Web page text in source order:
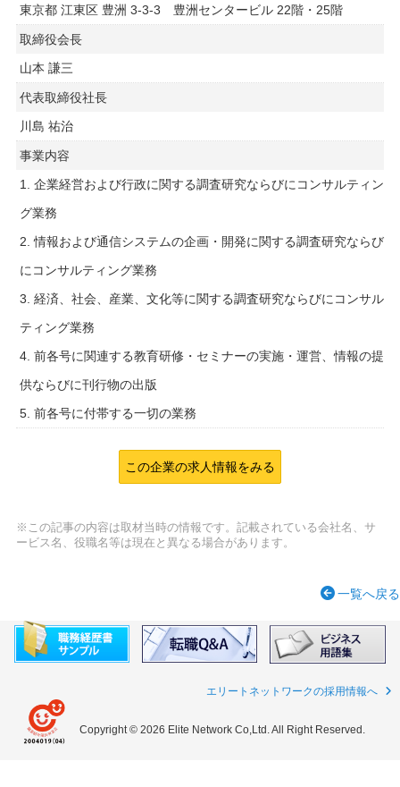
東京都 江東区 豊洲 3-3-3 豊洲センタービル 22階・25階
取締役会長
山本 謙三
代表取締役社長
川島 祐治
事業内容
1. 企業経営および行政に関する調査研究ならびにコンサルティン
グ業務
2. 情報および通信システムの企画・開発に関する調査研究ならび
にコンサルティング業務
3. 経済、社会、産業、文化等に関する調査研究ならびにコンサル
ティング業務
4. 前各号に関連する教育研修・セミナーの実施・運営、情報の提
供ならびに刊行物の出版
5. 前各号に付帯する一切の業務
この企業の求人情報をみる
※この記事の内容は取材当時の情報です。記載されている会社名、サ
ービス名、役職名等は現在と異なる場合があります。
一覧へ戻る
エリートネットワークの採用情報へ
Copyright © 2026 Elite Network Co,Ltd. All Right Reserved.